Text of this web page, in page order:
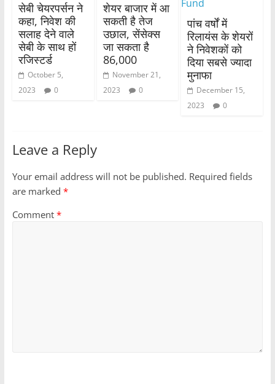
सेबी चेयरपर्सन ने
कहा, निवेश की
सलाह देने वाले
सेबी के साथ हों
रजिस्टर्ड
October 5,
2023
0
शेयर बाजार में आ
सकती है तेज
उछाल, सेंसेक्स
जा सकता है
86,000
November 21,
2023
0
पांच वर्षों में
रिलायंस के शेयरों
ने निवेशकों को
दिया सबसे ज्यादा
मुनाफा
December 15,
2023
0
Leave a Reply
Your email address will not be published. Required fields
are marked *
Comment *